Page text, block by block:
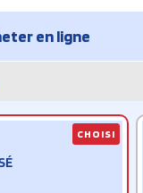
en ligne
CHOISI